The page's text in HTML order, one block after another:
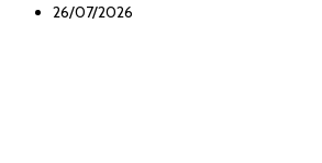
26/07/2026